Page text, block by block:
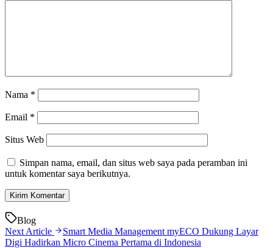
Nama *
Email *
Situs Web
Simpan nama, email, dan situs web saya pada peramban ini
untuk komentar saya berikutnya.
Blog
Next Article
Smart Media Management myECO Dukung Layar
Digi Hadirkan Micro Cinema Pertama di Indonesia